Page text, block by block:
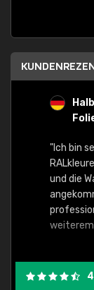
"Ich bin
und die